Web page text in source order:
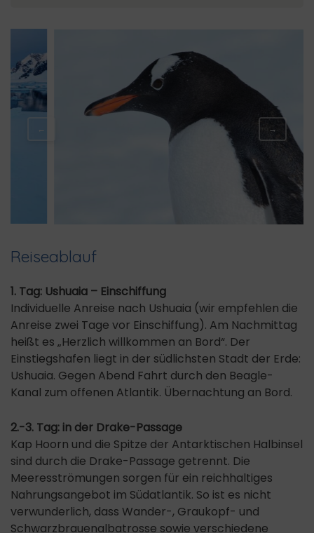
← →
Reiseablauf
1. Tag: Ushuaia – Einschiffung
Individuelle Anreise nach Ushuaia (wir empfehlen die
Anreise zwei Tage vor Einschiffung). Am Nachmittag
heißt es „Herzlich willkommen an Bord“. Der
Einstiegshafen liegt in der südlichsten Stadt der Erde:
Ushuaia. Gegen Abend Fahrt durch den Beagle-
Kanal zum offenen Atlantik. Übernachtung an Bord.
2.-3. Tag: in der Drake-Passage
Kap Hoorn und die Spitze der Antarktischen Halbinsel
sind durch die Drake-Passage getrennt. Die
Meeresströmungen sorgen für ein reichhaltiges
Nahrungsangebot im Südatlantik. So ist es nicht
verwunderlich, dass Wander-, Graukopf- und
Schwarzbrauenalbatrosse sowie verschiedene